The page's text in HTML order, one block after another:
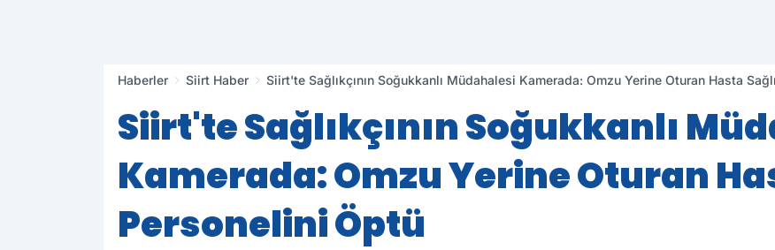
Haberler Siirt Haber Siirt'te Sağlıkçının Soğukkanlı Müdahalesi Kamerada: Omzu Yerine Oturan Hasta
Siirt'te Sağlıkçının Soğukkanlı
Kamerada: Omzu Yerine Oturan
Personelini Öptü